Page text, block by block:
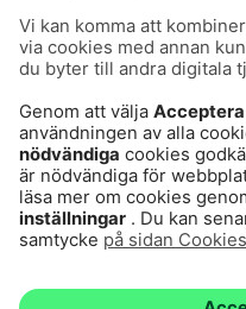
Användarvillkor
Dataskydd
Cookies
Tillgänglighetsutlåtande